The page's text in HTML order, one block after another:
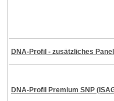
DNA-Profil - zusätzliches Panel
DNA-Profil Premium SNP